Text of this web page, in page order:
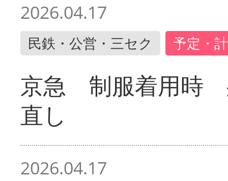
2026.04.17
民鉄・公営・三セク 予定・
京急 制服着用時
直し
2026.04.17